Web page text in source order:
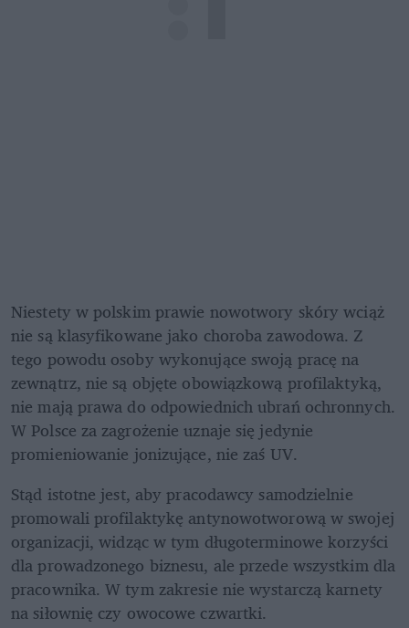
Niestety w polskim prawie nowotwory skóry wciąż
nie są klasyfikowane jako choroba zawodowa. Z
tego powodu osoby wykonujące swoją pracę na
zewnątrz, nie są objęte obowiązkową profilaktyką,
nie mają prawa do odpowiednich ubrań ochronnych.
W Polsce za zagrożenie uznaje się jedynie
promieniowanie jonizujące, nie zaś UV.
Stąd istotne jest, aby pracodawcy samodzielnie
promowali profilaktykę antynowotworową w swojej
organizacji, widząc w tym długoterminowe korzyści
dla prowadzonego biznesu, ale przede wszystkim dla
pracownika. W tym zakresie nie wystarczą karnety
na siłownię czy owocowe czwartki.